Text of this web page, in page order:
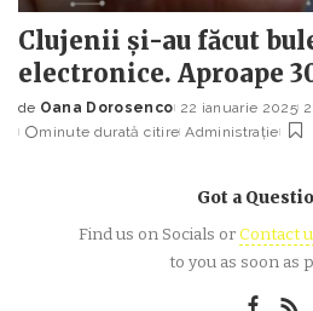
Clujenii și-au făcut
electronice. Aproape
Posted
by
de Oana Dorosenco 22 ianuarie 2025
minute durată citire Administrație
Got a
Find us on Socials orContact
to you as soon as